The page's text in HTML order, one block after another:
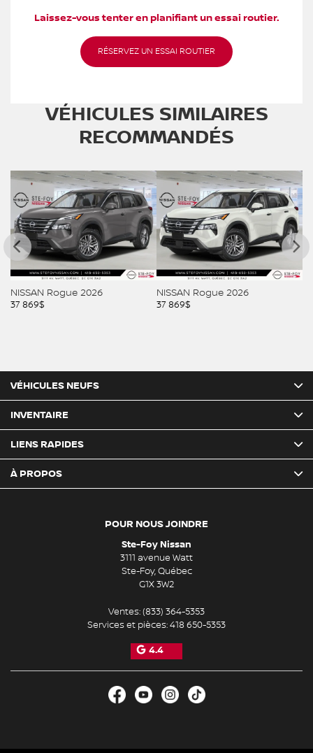
Laissez-vous tenter en planifiant un essai routier.
RÉSERVEZ UN ESSAI ROUTIER
VÉHICULES SIMILAIRES
RECOMMANDÉS
NISSAN Rogue 2026
37 869$
NISSAN Rogue 2026
37 869$
POUR NOUS JOINDRE
Ste-Foy Nissan
3111 avenue Watt
Ste-Foy,Québec
G1X 3W2
Ventes:(833) 364-5353
Services et pièces:418 650-5353
4.4
VÉHICULES NEUFS
INVENTAIRE
LIENS RAPIDES
À PROPOS